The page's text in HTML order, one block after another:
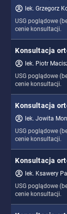
USG poglądowe
cenie konsultacji.
lek. Grzegorz
Konsultacja
USG poglądowe
cenie konsultacji.
lek. Piotr
Konsultacja
USG poglądowe
cenie konsultacji.
lek. Jowita
Konsultacja
USG poglądowe
cenie konsultacji.
lek. Ksawery